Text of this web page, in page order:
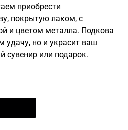
приобрести
покрытую лаком, с
и цветом металла. Подкова
удачу, но и украсит ваш
сувенир или подарок.